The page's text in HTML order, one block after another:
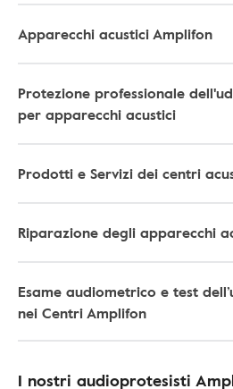
Apparecchi acustici Amplifon
Protezione professionale
per apparecchi acustici
Prodotti e Servizi dei centri
Riparazione degli apparecchi
Esame audiometrico e test
nei Centri Amplifon
I nostri audioprotesisti